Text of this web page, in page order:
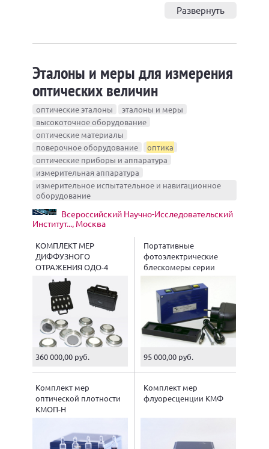
Развернуть
Эталоны и меры для измерения
оптических величин
оптические эталоны
эталоны и меры
высокоточное оборудование
оптические материалы
поверочное оборудование
оптика
оптические приборы и аппаратура
измерительная аппаратура
измерительное испытательное и навигационное
оборудование
Всероссийский Научно-Исследовательский
Институт..., Москва
КОМПЛЕКТ МЕР
ДИФФУЗНОГО
ОТРАЖЕНИЯ ОДО-4
360 000,00 руб.
Портативные
фотоэлектрические
блескомеры серии
БФ-5
95 000,00 руб.
Комплект мер
оптической плотности
КМОП-Н
Комплект мер
флуоресценции КМФ